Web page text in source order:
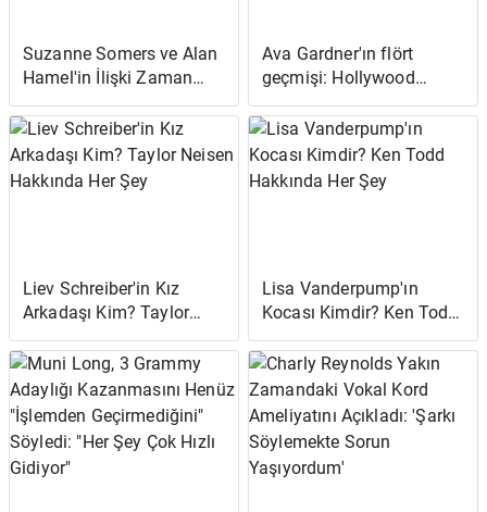
Suzanne Somers ve Alan
Hamel'in İlişki Zaman
Çizelgesi
Ava Gardner'ın flört
geçmişi: Hollywood
ikonunun evliliklerine ve
aşklarına bir bakış
Liev Schreiber'in Kız
Arkadaşı Kim? Taylor
Neisen Hakkında Her Şey
Lisa Vanderpump'ın
Kocası Kimdir? Ken Todd
Hakkında Her Şey